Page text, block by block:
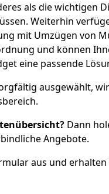
als die wichtigen
Weiterhin
mit Umzügen von
und können
eine passende
ausgewählt,
Dann
Angebote.
aus und erhalten